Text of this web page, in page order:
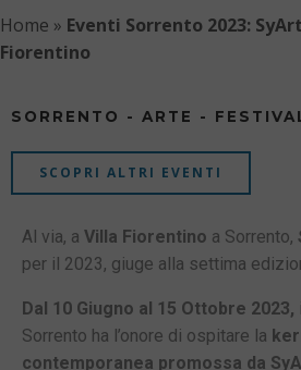
Home » Eventi Sorrento 2023:
Fiorentino
SORRENTO - ARTE -
SCOPRI ALTRI EVENTI
Al via, a Villa Fiorentino a Sorrento,
per il 2023, giuge alla settima
Dal 10 Giugno al 15 Ottobre 2023,
Sorrento ha l’onore di ospitare la
contemporanea promossa da